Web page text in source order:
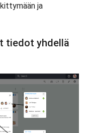
ja
tiedot yhdellä